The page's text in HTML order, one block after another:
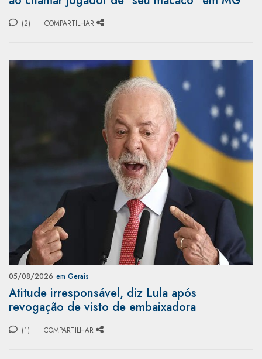
(2) COMPARTILHAR
05/08/2026 em Gerais
Atitude irresponsável, diz Lula após
revogação de visto de embaixadora
(1) COMPARTILHAR